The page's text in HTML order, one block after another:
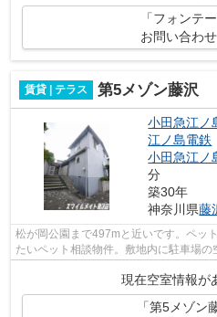
「フォンテ
お問い合わ
賃貸 | テラス 第5メゾン藤沢
小田急江ノ
江ノ島電鉄
小田急江ノ
分
築30年
神奈川県藤
松が岡公園まで497mと近いです。ペッ
たいペット相談物件。敷地内に駐車場
現在空室情報が
「第5メゾン